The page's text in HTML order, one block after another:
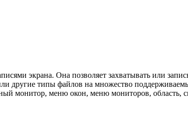
экрана. Она позволяет захватывать или
другие типы файлов на множество
монитор, меню окон, меню мониторов, область,